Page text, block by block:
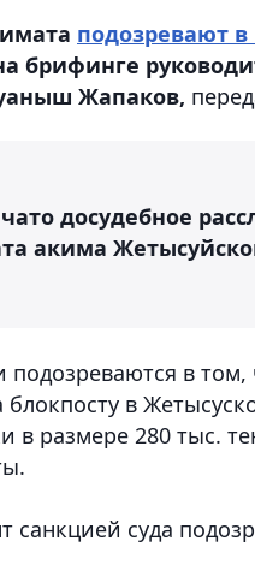
подозревают
брифинге
Жапаков,
досудебное
акима
в
в
в размере 280 тыс.
суда